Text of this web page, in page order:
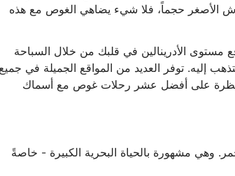
الأصغر حجماً، فلا شيء يضاهي الغوص مع هذه
مستوى الأدرينالين في قلبك من خلال السباحة
إليه. توفر العديد من المواقع الجميلة في
نظرة على أفضل عشر رحلات غوص مع أسماك
وهي مشهورة بالحياة البحرية الكبيرة - خاصةً